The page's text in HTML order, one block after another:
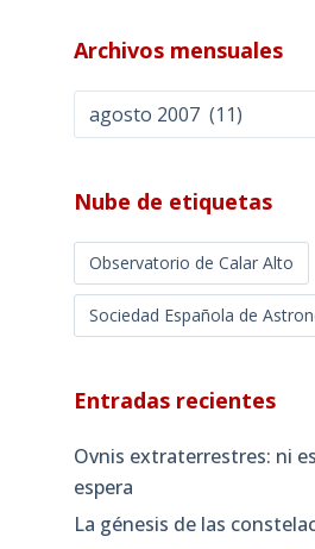
Archivos mensuales
Archivos
mensuales
Nube de etiquetas
Observatorio de Calar Alto
Sociedad Española de
Entradas recientes
Ovnis extraterrestres: ni
espera
La génesis de las